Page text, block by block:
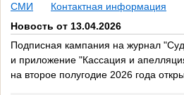
СМИ
Контактная информация
Новость от 13.04.2026
Подписная кампания на журнал
и приложение "Кассация и
на второе полугодие 2026 года